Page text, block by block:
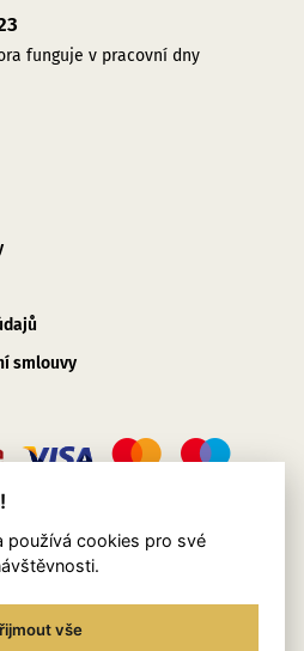
funguje v pracovní dny
smlouvy
používá cookies pro své
vše